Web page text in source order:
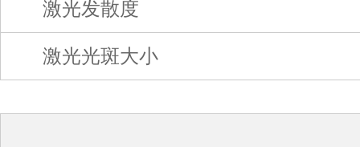
激光发散度
激光光斑大小